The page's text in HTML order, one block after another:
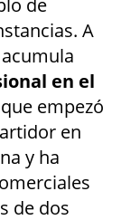
A
en el
empezó
en
y ha
de dos